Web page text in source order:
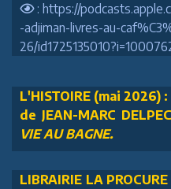
: https://
-adjiman-livres-au-
26/
L'HISTOIRE (mai
de JEAN-MARC
VIE AU BAGNE.
LIBRAIRIE LA